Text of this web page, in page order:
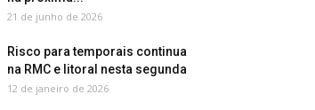
21 de junho de 2026
Risco para temporais continua
na RMC e litoral nesta segunda
12 de janeiro de 2026